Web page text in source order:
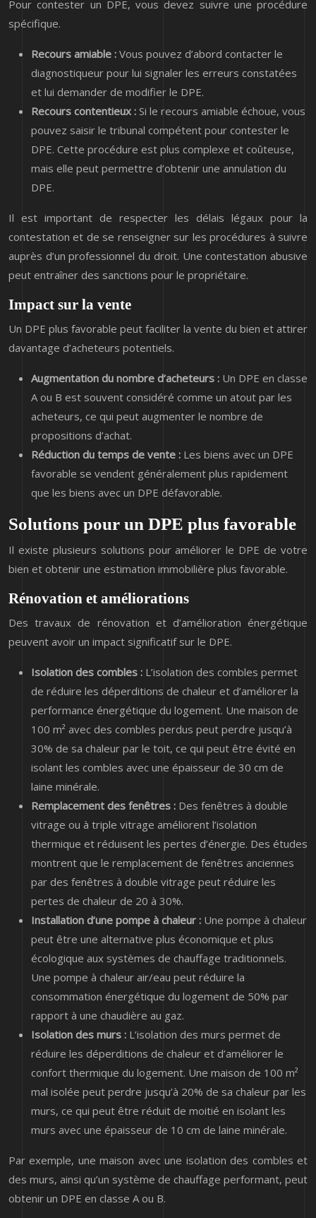
Pour contester un DPE, vous devez suivre une procédure
spécifique.
Recours amiable : Vous pouvez d’abord contacter le
diagnostiqueur pour lui signaler les erreurs constatées
et lui demander de modifier le DPE.
Recours contentieux : Si le recours amiable échoue, vous
pouvez saisir le tribunal compétent pour contester le
DPE. Cette procédure est plus complexe et coûteuse,
mais elle peut permettre d’obtenir une annulation du
DPE.
Il est important de respecter les délais légaux pour la
contestation et de se renseigner sur les procédures à suivre
auprès d’un professionnel du droit. Une contestation abusive
peut entraîner des sanctions pour le propriétaire.
Impact sur la vente
Un DPE plus favorable peut faciliter la vente du bien et attirer
davantage d’acheteurs potentiels.
Augmentation du nombre d’acheteurs : Un DPE en classe
A ou B est souvent considéré comme un atout par les
acheteurs, ce qui peut augmenter le nombre de
propositions d’achat.
Réduction du temps de vente : Les biens avec un DPE
favorable se vendent généralement plus rapidement
que les biens avec un DPE défavorable.
Solutions pour un DPE plus favorable
Il existe plusieurs solutions pour améliorer le DPE de votre
bien et obtenir une estimation immobilière plus favorable.
Rénovation et améliorations
Des travaux de rénovation et d’amélioration énergétique
peuvent avoir un impact significatif sur le DPE.
Isolation des combles : L’isolation des combles permet
de réduire les déperditions de chaleur et d’améliorer la
performance énergétique du logement. Une maison de
100 m² avec des combles perdus peut perdre jusqu’à
30% de sa chaleur par le toit, ce qui peut être évité en
isolant les combles avec une épaisseur de 30 cm de
laine minérale.
Remplacement des fenêtres : Des fenêtres à double
vitrage ou à triple vitrage améliorent l’isolation
thermique et réduisent les pertes d’énergie. Des études
montrent que le remplacement de fenêtres anciennes
par des fenêtres à double vitrage peut réduire les
pertes de chaleur de 20 à 30%.
Installation d’une pompe à chaleur : Une pompe à chaleur
peut être une alternative plus économique et plus
écologique aux systèmes de chauffage traditionnels.
Une pompe à chaleur air/eau peut réduire la
consommation énergétique du logement de 50% par
rapport à une chaudière au gaz.
Isolation des murs : L’isolation des murs permet de
réduire les déperditions de chaleur et d’améliorer le
confort thermique du logement. Une maison de 100 m²
mal isolée peut perdre jusqu’à 20% de sa chaleur par les
murs, ce qui peut être réduit de moitié en isolant les
murs avec une épaisseur de 10 cm de laine minérale.
Par exemple, une maison avec une isolation des combles et
des murs, ainsi qu’un système de chauffage performant, peut
obtenir un DPE en classe A ou B.